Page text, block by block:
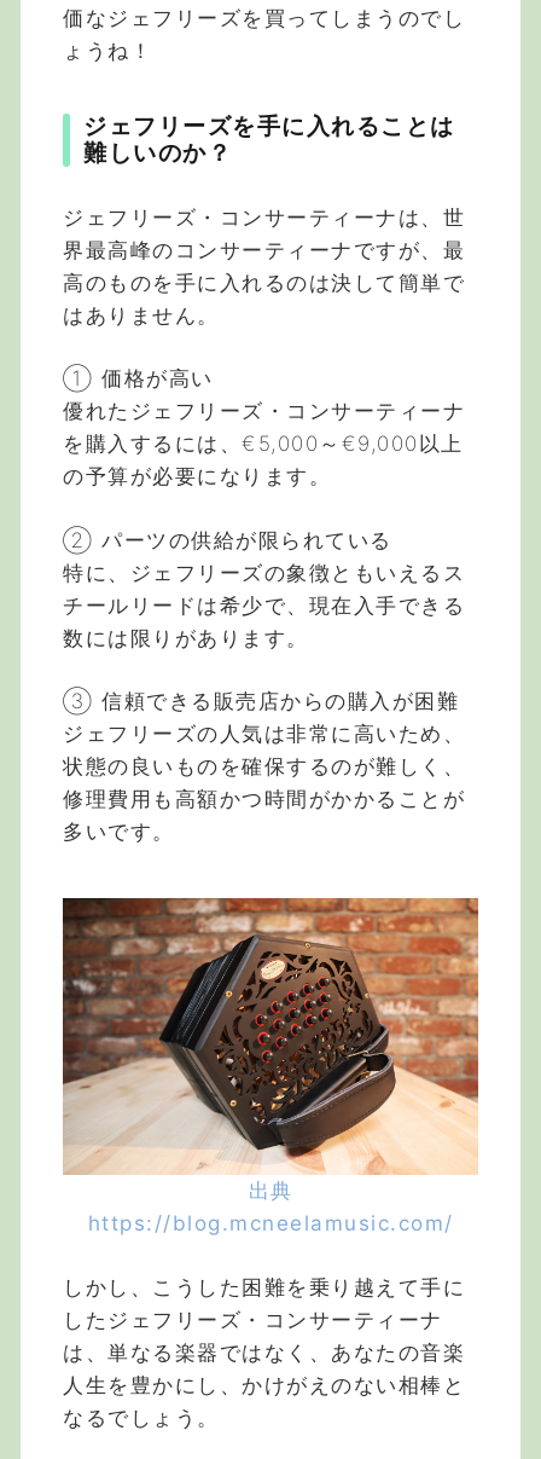
価なジェフリーズを買ってしまうのでし
ょうね！
ジェフリーズを手に入れることは
難しいのか？
ジェフリーズ・コンサーティーナは、世
界最高峰のコンサーティーナですが、最
高のものを手に入れるのは決して簡単で
はありません。
① 価格が高い
優れたジェフリーズ・コンサーティーナ
を購入するには、€5,000～€9,000以上
の予算が必要になります。
② パーツの供給が限られている
特に、ジェフリーズの象徴ともいえるス
チールリードは希少で、現在入手できる
数には限りがあります。
③ 信頼できる販売店からの購入が困難
ジェフリーズの人気は非常に高いため、
状態の良いものを確保するのが難しく、
修理費用も高額かつ時間がかかることが
多いです。
出典
https://blog.mcneelamusic.com/
しかし、こうした困難を乗り越えて手に
したジェフリーズ・コンサーティーナ
は、単なる楽器ではなく、あなたの音楽
人生を豊かにし、かけがえのない相棒と
なるでしょう。